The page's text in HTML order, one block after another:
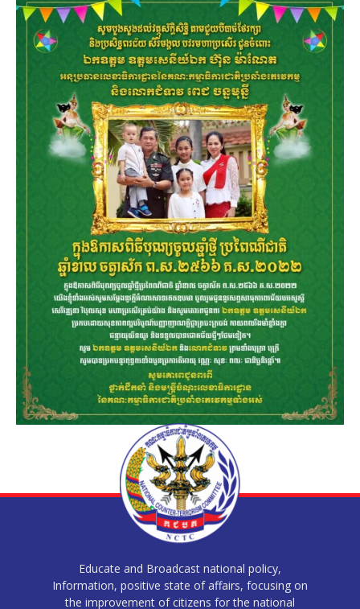
Educate and Broadcast national policy,
Information, positive state of affairs, focusing on
the improvement of citizens for the national